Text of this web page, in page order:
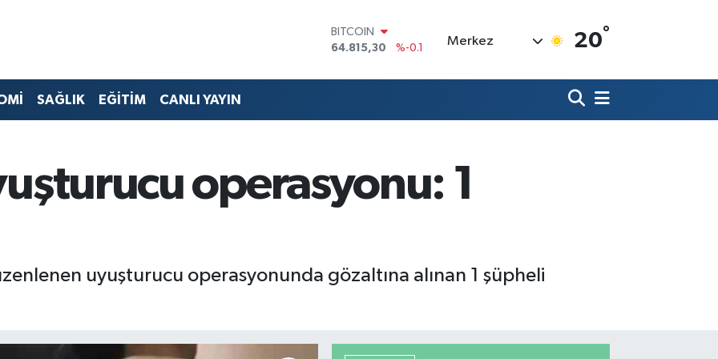
64.815,30
DOLAR
EURO
BİST100
13.779
%-14
Merkez 20°
SAĞLIK EĞİTİM CANLI YAYIN
operasyonu: 1
uyuşturucu operasyonunda gözaltına alınan 1 şüpheli